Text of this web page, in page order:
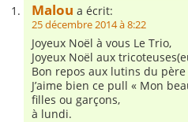
Malou a écrit:
25 décembre 2014 à 8:22
Joyeux Noël à vous Le Trio,
Joyeux Noël aux
Bon repos aux lutins du père
J’aime bien ce pull « Mon
filles ou garçons,
à lundi.